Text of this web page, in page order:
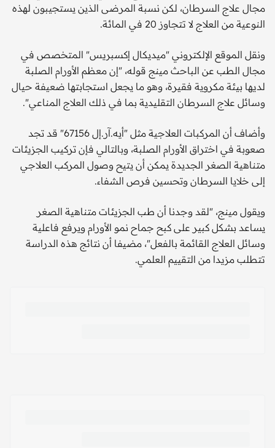
مجال علاج السرطان، لكن نسبة المرضى الذين يستجيبون لهذه
النوعية من العلاج لا تتجاوز 20 في المائة.
ونقل الموقع الإلكتروني "ميديكال إكسبريس" المتخصص في
مجال الطب عن الباحث مينج قوله، "إن معظم الأورام الصلبة
لديها بيئة مكروية فقيرة، وهو ما يجعل استجابتها ضعيفة حيال
وسائل علاج السرطان التقليدية بما في ذلك العلاج المناعي".
وأضاف أن المركبات العلاجية مثل "أيه.آر.إل 67156" قد تجد
صعوبة في اختراق الأورام الصلبة، وبالتالي فإن تركيب الجزيئات
متناهية الصغر الجديدة يمكن أن يتيح وصول المركب العلاجي
إلى خلايا السرطان وتحسين فرص الشفاء.
ويقول مينج، "لقد وجدنا أن طب الجزيئات متناهية الصغر
يساعد بشكل كبير على كبح جماح نمو الأورام ويرفع فاعلية
وسائل العلاج القائمة بالفعل"، مضيفا أن نتائج هذه الدراسة
تتطلب مزيدا من التقييم العلمي.